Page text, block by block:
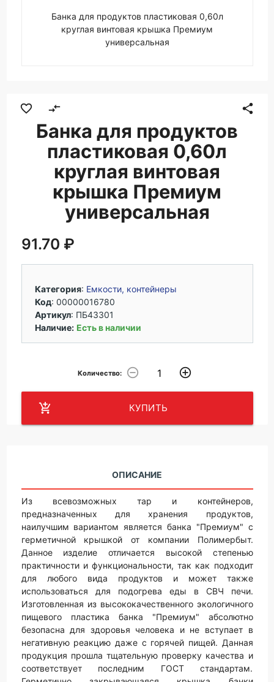
Банка для продуктов пластиковая 0,60л
круглая винтовая крышка Премиум
универсальная
favorite_border compare_arrows share
Банка для продуктов
пластиковая 0,60л
круглая винтовая
крышка Премиум
универсальная
91.70 ₽
Категория: Емкости, контейнеры
Код: 00000016780
Артикул: ПБ43301
Наличие: Есть в наличии
Количество: remove_circle_outline add_circle_outline
add_shopping_cart КУПИТЬ
ОПИСАНИЕ
Из всевозможных тар и контейнеров,
предназначенных для хранения продуктов,
наилучшим вариантом является банка "Премиум" с
герметичной крышкой от компании Полимербыт.
Данное изделие отличается высокой степенью
практичности и функциональности, так как подходит
для любого вида продуктов и может также
использоваться для подогрева еды в СВЧ печи.
Изготовленная из высококачественного экологичного
пищевого пластика банка "Премиум" абсолютно
безопасна для здоровья человека и не вступает в
негативную реакцию даже с горячей пищей. Данная
продукция прошла тщательную проверку качества и
соответствует последним ГОСТ стандартам.